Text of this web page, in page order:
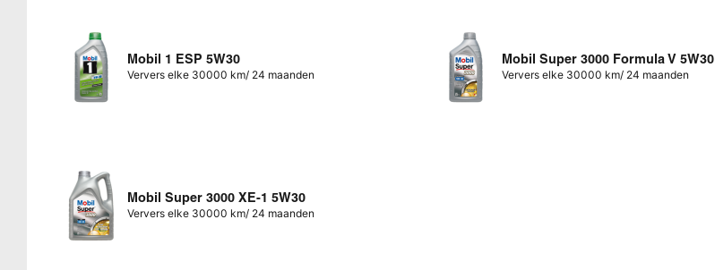
Mobil 1 ESP 5W30
Ververs elke 30000 km/ 24 maanden
Mobil Super 3000 Formula V 5W30
Ververs elke 30000 km/ 24 maanden
Mobil Super 3000 XE-1 5W30
Ververs elke 30000 km/ 24 maanden